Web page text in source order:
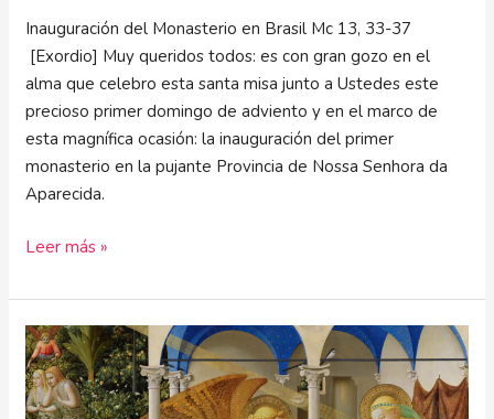
Inauguración del Monasterio en Brasil Mc 13, 33-37
[Exordio] Muy queridos todos: es con gran gozo en el
alma que celebro esta santa misa junto a Ustedes este
precioso primer domingo de adviento y en el marco de
esta magnífica ocasión: la inauguración del primer
monasterio en la pujante Provincia de Nossa Senhora da
Aparecida.
Leer más »
Directorio
de
Espiritualidad